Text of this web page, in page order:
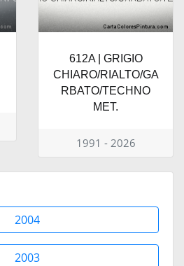
612A | GRIGIO
CHIARO/RIALTO/GA
RBATO/TECHNO
MET.
1991 - 2026
2004
2003